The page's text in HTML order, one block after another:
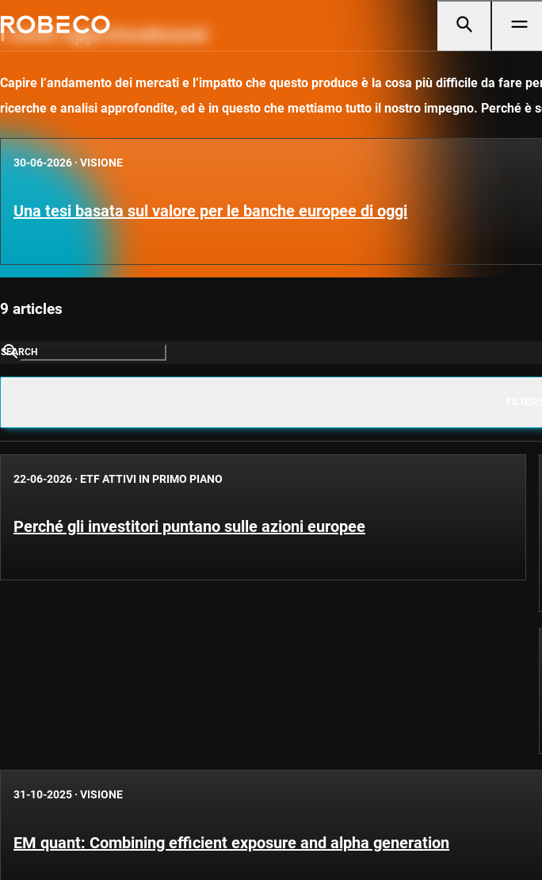
I nostri approfondimenti
Capire l’andamento dei mercati e l’impatto che questo produce è la cosa più difficile da
ricerche e analisi approfondite, ed è in questo che mettiamo tutto il nostro impegno. Perché
30-06-2026·VISIONE
Una tesi basata sul valore per le banche europee di oggi
9 articles
SEARCH
22-06-2026 · ETF ATTIVI IN PRIMO PIANO
Perché gli investitori puntano sulle azioni europee
31-10-2025 · VISIONE
EM quant: Combining efficient exposure and alpha generation